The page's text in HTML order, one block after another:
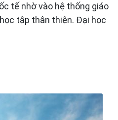
tế nhờ vào hệ thống giáo
tập thân thiện. Đại học